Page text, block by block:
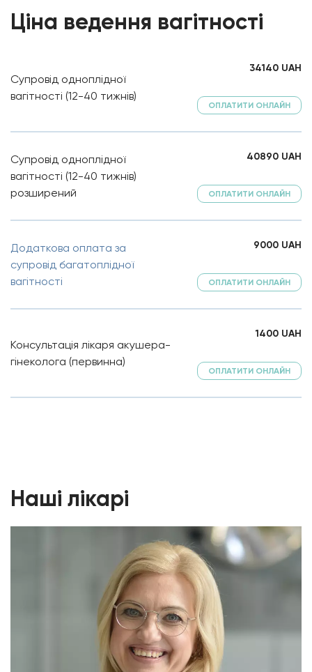
Ціна ведення вагітності
Супровід одноплідної
вагітності (12-40 тижнів)
34140 UAH
ОПЛАТИТИ ОНЛАЙН
Супровід одноплідної
вагітності (12-40 тижнів)
розширений
40890 UAH
ОПЛАТИТИ ОНЛАЙН
Додаткова оплата за
супровід багатоплідної
вагітності
9000 UAH
ОПЛАТИТИ ОНЛАЙН
Консультація лікаря акушера-
гінеколога (первинна)
1400 UAH
ОПЛАТИТИ ОНЛАЙН
Наші лікарі